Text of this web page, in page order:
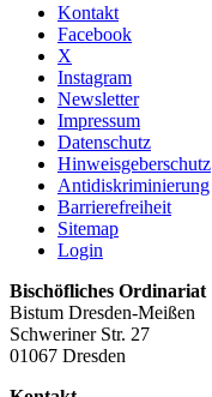
Kontakt
Facebook
X
Instagram
Newsletter
Impressum
Datenschutz
Hinweisgeberschutz
Antidiskriminierung
Barrierefreiheit
Sitemap
Login
Bischöfliches Ordinariat
Bistum Dresden-Meißen
Schweriner Str. 27
01067 Dresden